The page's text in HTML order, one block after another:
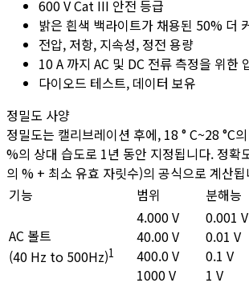
600 V Cat III 안전 등급
밝은 흰색 백라이트가 채용된 50% 더
전압, 저항, 지속성, 정전 용량
10 A 까지 AC 및 DC 전류 측정을 위한
다이오드 테스트, 데이터 보유
정밀도 사양
정밀도는 캘리브레이션 후에, 18 ° C~28 °C
%의 상대 습도로 1년 동안 지정됩니다. 정
의 % + 최소 유효 자릿수)의 공식으로 계산
기능
범위 분해능
AC 볼트
(40 Hz to 500Hz)1
4.000 V
40.00 V
400.0 V
1000 V
0.001 V
0.01 V
0.1 V
1 V